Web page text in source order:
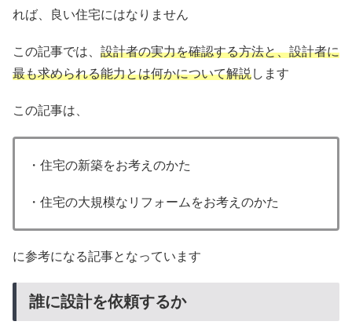
れば、良い住宅にはなりません
この記事では、 設計者の実力を確認する方法と、設計者に
最も求められる能力とは何かについて解説します
この記事は、
・住宅の新築をお考えのかた
・住宅の大規模なリフォームをお考えのかた
に参考になる記事となっています
誰に設計を依頼するか